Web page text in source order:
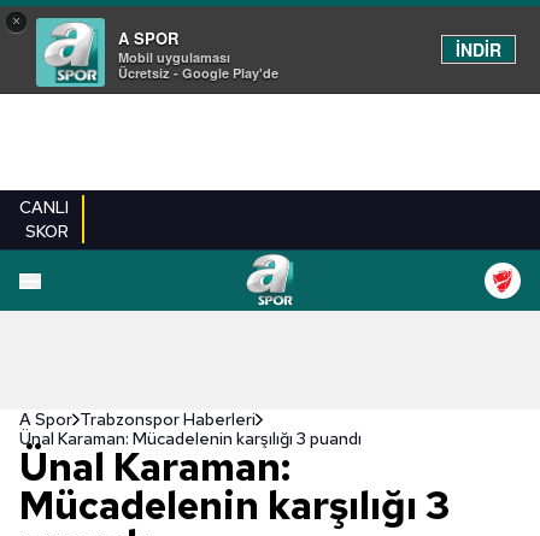
×
A SPOR
Mobil uygulaması
Ücretsiz - Google Play'de
İNDİR
CANLI
SKOR
A Spor Trabzonspor Haberleri
Ünal Karaman: Mücadelenin karşılığı 3 puandı
Ünal Karaman:
Mücadelenin karşılığı 3